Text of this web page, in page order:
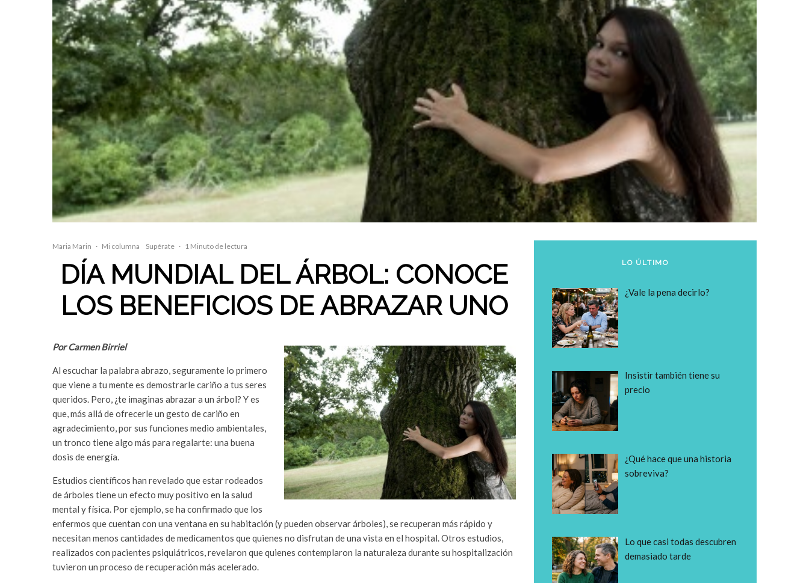
Maria Marin · Mi columna Supérate · 1 Minuto de lectura
DÍA MUNDIAL DEL ÁRBOL: CONOCE
LOS BENEFICIOS DE ABRAZAR UNO
Por Carmen Birriel
Al escuchar la palabra abrazo, seguramente lo primero
que viene a tu mente es demostrarle cariño a tus seres
queridos. Pero, ¿te imaginas abrazar a un árbol? Y es
que, más allá de ofrecerle un gesto de cariño en
agradecimiento, por sus funciones medio ambientales,
un tronco tiene algo más para regalarte: una buena
dosis de energía.
Estudios científicos han revelado que estar rodeados
de árboles tiene un efecto muy positivo en la salud
mental y física. Por ejemplo, se ha confirmado que los
enfermos que cuentan con una ventana en su habitación (y pueden observar árboles), se recuperan más rápido y
necesitan menos cantidades de medicamentos que quienes no disfrutan de una vista en el hospital. Otros estudios,
realizados con pacientes psiquiátricos, revelaron que quienes contemplaron la naturaleza durante su hospitalización
tuvieron un proceso de recuperación más acelerado.
LO ÚLTIMO
¿Vale la pena decirlo?
Insistir también tiene su
precio
¿Qué hace que una historia
sobreviva?
Lo que casi todas descubren
demasiado tarde